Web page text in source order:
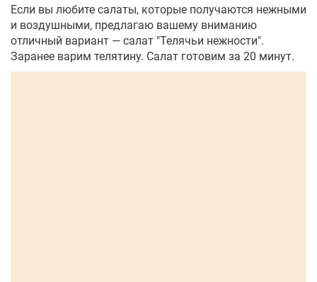
Если вы любите салаты, которые получаются нежными
и воздушными, предлагаю вашему вниманию
отличный вариант — салат "Телячьи нежности".
Заранее варим телятину. Салат готовим за 20 минут.